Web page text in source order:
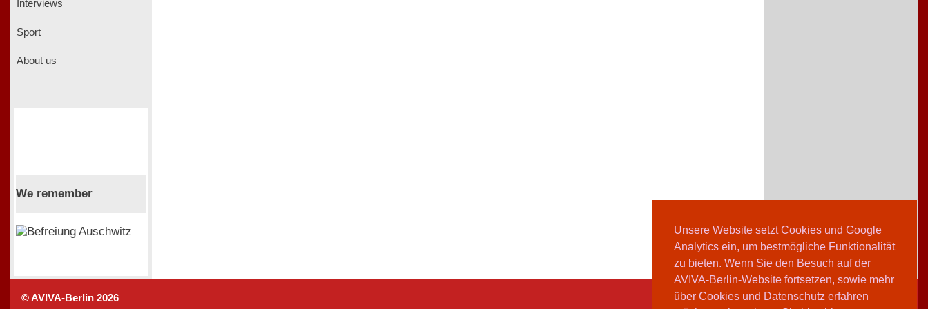
Unsere Website setzt Cookies und Google
Analytics ein, um bestmögliche Funktionalität
zu bieten. Wenn Sie den Besuch auf der
AVIVA-Berlin-Website fortsetzen, sowie mehr
über Cookies und Datenschutz erfahren
Interviews
Sport
About us
We remember
© AVIVA-Berlin 2026